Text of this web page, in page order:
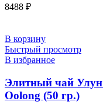
8488 ₽
В корзину
Быстрый просмотр
В избранное
Элитный чай Улун
Oolong (50 гр.)